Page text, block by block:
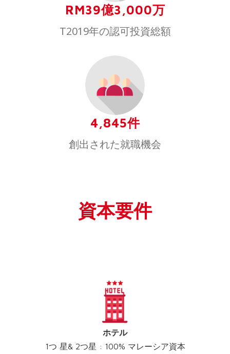
RM39億3,000万
T2019年の認可投資総額
4,845件
創出された就職機会
資本要件
ホテル
1つ 星& 2つ星 : 100% マレーシア資本